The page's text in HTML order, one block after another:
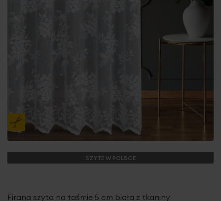
SZYTE W POLSCE
Firana szyta na taśmie 5 cm biała z tkaniny